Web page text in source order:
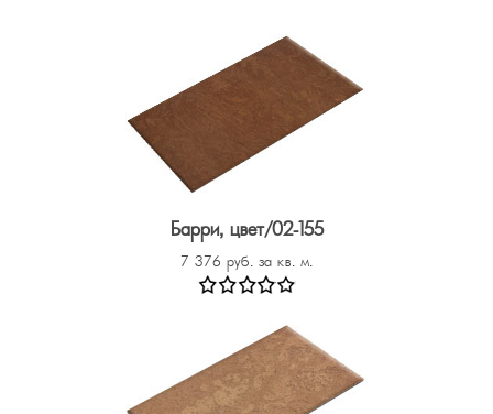
Барри, цвет/02-155
7 376 руб. за кв. м.